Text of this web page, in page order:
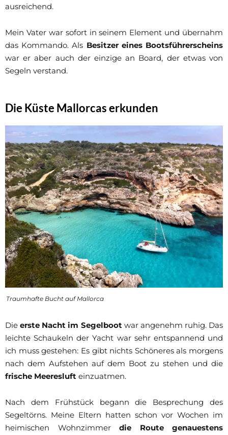
ausreichend.
Mein Vater war sofort in seinem Element und übernahm
das Kommando. Als Besitzer eines Bootsführerscheins
war er aber auch der einzige an Board, der etwas von
Segeln verstand.
Die Küste Mallorcas erkunden
Traumhafte Bucht auf Mallorca
Dieerste Nacht im Segelbootwar angenehm ruhig. Das
leichte Schaukeln der Yacht war sehr entspannend und
ich muss gestehen: Es gibt nichts Schöneres als morgens
nach dem Aufstehen auf dem Boot zu stehen und die
frische Meeresluft einzuatmen.
Nach dem Frühstück begann die Besprechung des
Segeltörns. Meine Eltern hatten schon vor Wochen im
heimischen Wohnzimmer die Route genauestens